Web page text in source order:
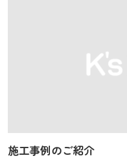
施工事例のご紹介